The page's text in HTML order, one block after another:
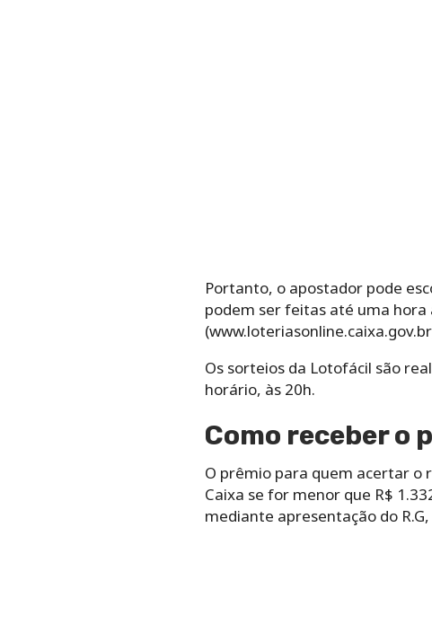
Portanto, o ‌apostador‌ ‌pode‌
podem ser feitas até uma hora
Os‌ ‌sorteios‌ ‌da‌ ‌Lotofácil‌ ‌são‌
‌horário,‌ ‌às‌ ‌20h.
Como receber o
O prêmio para quem acertar o
Caixa se for menor que R$
mediante apresentação do